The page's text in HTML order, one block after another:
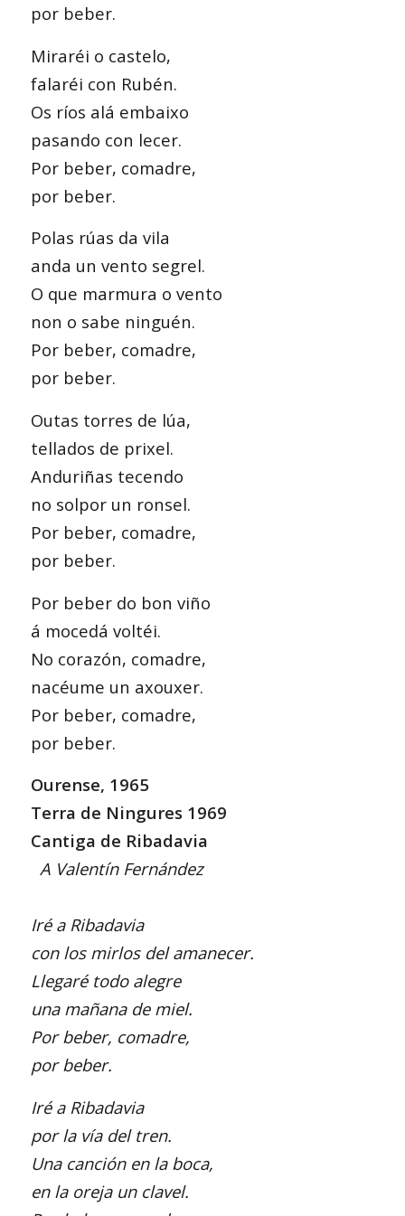
por beber.
Miraréi o castelo,
falaréi con Rubén.
Os ríos alá embaixo
pasando con lecer.
Por beber, comadre,
por beber.
Polas rúas da vila
anda un vento segrel.
O que marmura o vento
non o sabe ninguén.
Por beber, comadre,
por beber.
Outas torres de lúa,
tellados de prixel.
Anduriñas tecendo
no solpor un ronsel.
Por beber, comadre,
por beber.
Por beber do bon viño
á mocedá voltéi.
No corazón, comadre,
nacéume un axouxer.
Por beber, comadre,
por beber.
Ourense, 1965
Terra de Ningures 1969
Cantiga de Ribadavia
A Valentín Fernández
Iré a Ribadavia
con los mirlos del amanecer.
Llegaré todo alegre
una mañana de miel.
Por beber, comadre,
por beber.
Iré a Ribadavia
por la vía del tren.
Una canción en la boca,
en la oreja un clavel.